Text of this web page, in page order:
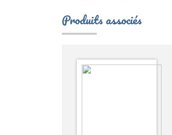
Produits associés